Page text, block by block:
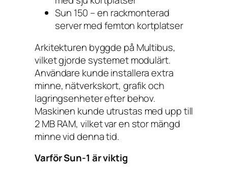
Sun 150 – en rackmonterad
server med femton kortplatser
Arkitekturen byggde på Multibus,
vilket gjorde systemet modulärt.
Användare kunde installera extra
minne, nätverkskort, grafik och
lagringsenheter efter behov.
Maskinen kunde utrustas med upp till
2 MB RAM, vilket var en stor mängd
minne vid denna tid.
Varför Sun-1 är viktig